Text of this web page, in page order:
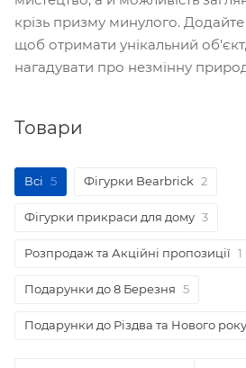
крізь призму минулого. Додайте
щоб отримати унікальний
нагадувати про незмінну
Товари
Всі 5 Фігурки Bearbrick 2
Фігурки прикраси для дому 3
Розпродаж та Акційні пропозиції 1
Подарунки до 8 Березня 5
Подарунки до Різдва та Нового року